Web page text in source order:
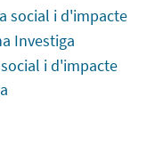
social i d'impacte
Investiga
i d'impacte